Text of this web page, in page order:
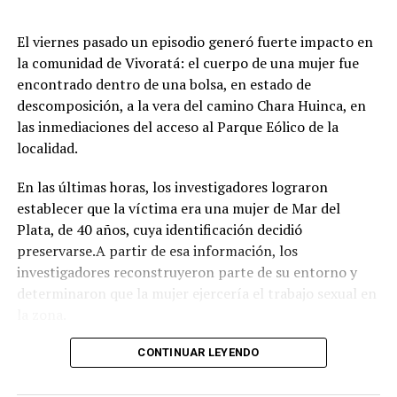
arboledas y dejarse tentar por una taza de chocolate
caliente mientras se disfruta de buena música es el plan
perfecto para escaparse de la rutina este fin de semana
largo.
INFORMACIÓN GENERAL DEL EVENTO
Evento: 30° Fiesta Nacional del Chocolate Artesanal
(ChocoGesell)
Fecha: Fin de semana largo del 17 de Agosto de 2026
Horario: De 11:00 a 21:00 hs.
Lugar: Pinar del Norte (Alameda 202 y Calle 303, Villa
Gesell)
visitantes
El viernes pasado un episodio generó fuerte impacto en
la comunidad de Vivoratá: el cuerpo de una mujer fue
encontrado dentro de una bolsa, en estado de
descomposición, a la vera del camino Chara Huinca, en
las inmediaciones del acceso al Parque Eólico de la
localidad.
En las últimas horas, los investigadores lograron
establecer que la víctima era una mujer de Mar del
Plata, de 40 años, cuya identificación decidió
preservarse.A partir de esa información, los
investigadores reconstruyeron parte de su entorno y
determinaron que la mujer ejercería el trabajo sexual en
Según el portal Mi8, pese a que la escena donde fue
CONTINUAR LEYENDO